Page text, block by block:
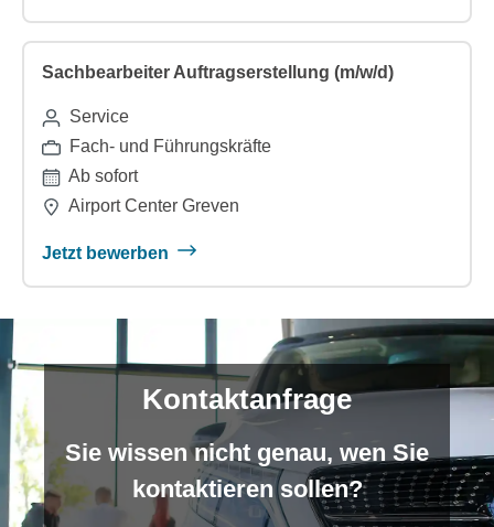
Sachbearbeiter Auftragserstellung (m/w/d)
Service
Fach- und Führungskräfte
Ab sofort
Airport Center Greven
Jetzt bewerben
Kontaktanfrage
Sie wissen nicht genau, wen Sie
kontaktieren sollen?